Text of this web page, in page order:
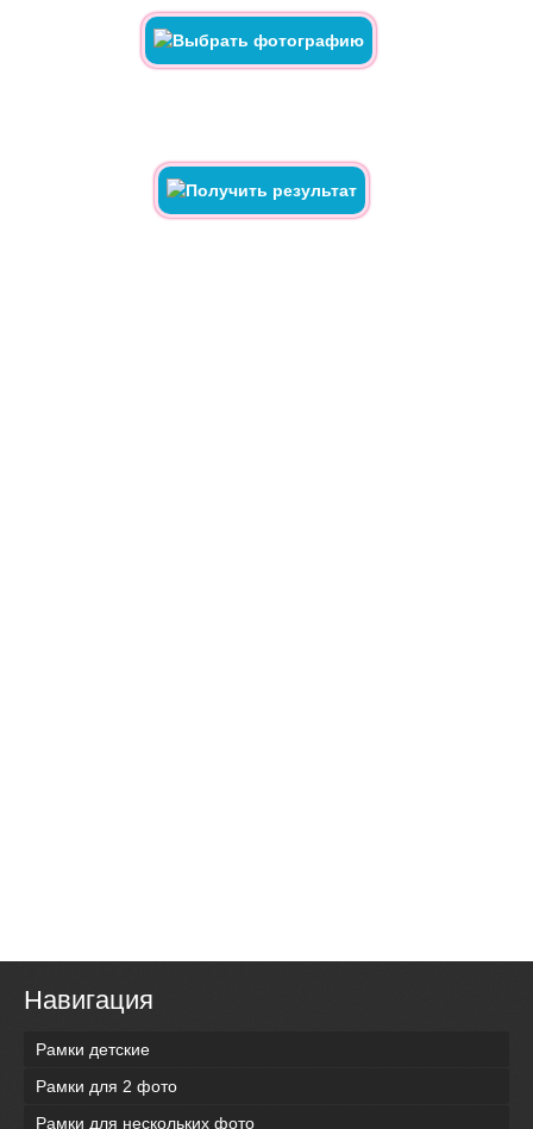
Навигация
Рамки детские
Рамки для 2 фото
Рамки для нескольких фото